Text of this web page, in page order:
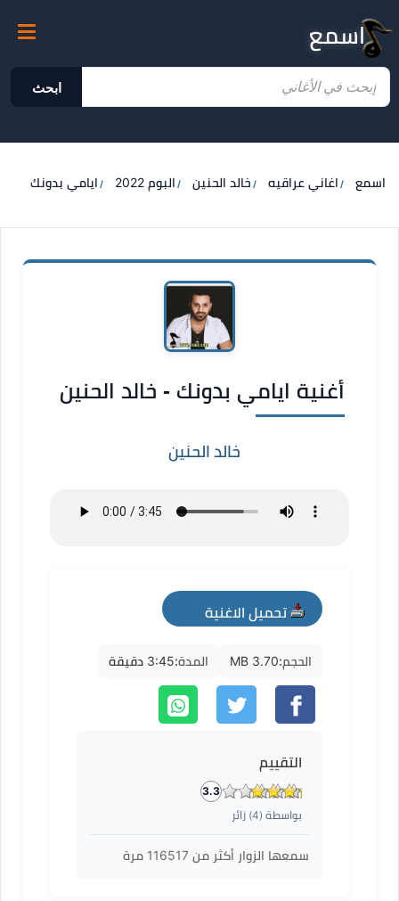
اسمع
ابحث
اسمع اغاني عراقيه خالد الحنين البوم 2022 ايامي بدونك
أغنية ايامي بدونك - خالد الحنين
خالد الحنين
تحميل الاغنية
mp3
الحجم:3.70 MB المدة:3:45 دقيقة
التقييم
3.3
بواسطة (4) زائر
سمعها الزوار أكثر من 116517 مرة